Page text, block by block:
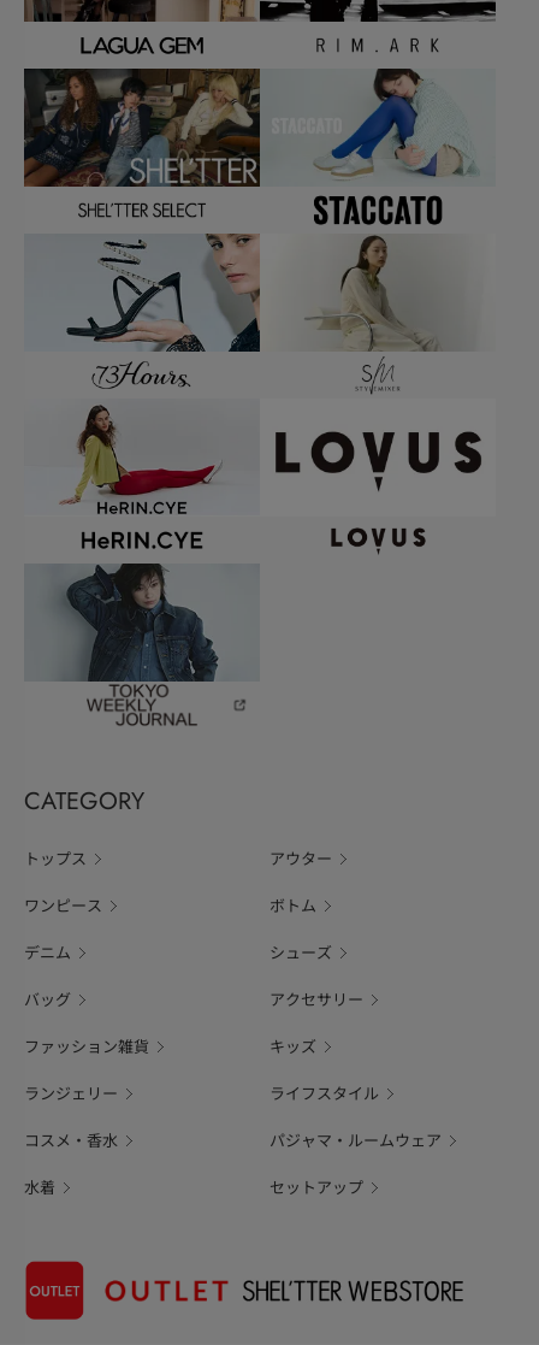
CATEGORY
トップス アウター
ワンピース ボトム
デニム シューズ
バッグ アクセサリー
ファッション雑貨 キッズ
ランジェリー ライフスタイル
コスメ・香水 パジャマ・ルームウェア
水着 セットアップ